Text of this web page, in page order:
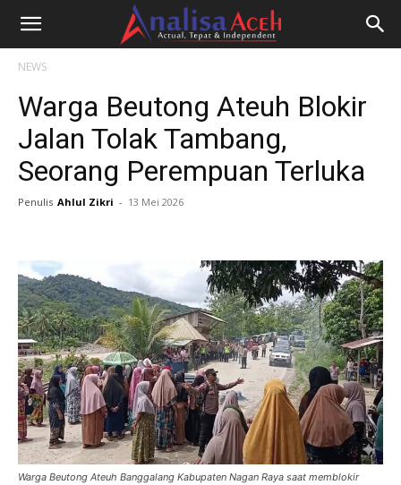
NEWS
Warga Beutong Ateuh Blokir
Jalan Tolak Tambang,
Seorang Perempuan Terluka
Penulis Ahlul Zikri - 13 Mei 2026
Warga Beutong Ateuh Banggalang Kabupaten Nagan Raya saat memblokir